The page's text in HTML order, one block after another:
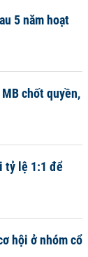
5 năm hoạt
chốt quyền,
tỷ lệ 1:1 để
hội ở nhóm cổ